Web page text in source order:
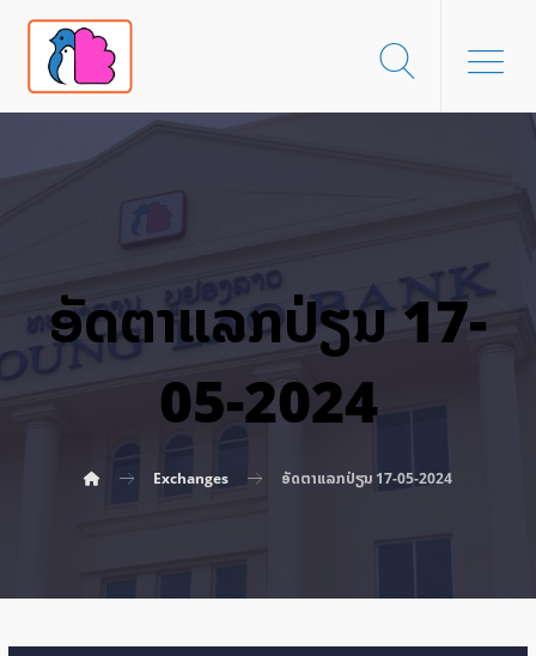
ອັດ​ຕາ​ແລກ​ປ່ຽນ 17-
05-2024
Exchanges ອັດ​ຕາ​ແລກ​ປ່ຽນ 17-05-2024